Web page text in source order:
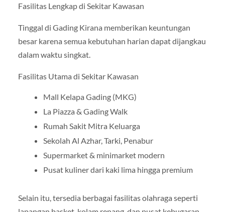
Fasilitas Lengkap di Sekitar Kawasan
Tinggal di Gading Kirana memberikan keuntungan
besar karena semua kebutuhan harian dapat dijangkau
dalam waktu singkat.
Fasilitas Utama di Sekitar Kawasan
Mall Kelapa Gading (MKG)
La Piazza & Gading Walk
Rumah Sakit Mitra Keluarga
Sekolah Al Azhar, Tarki, Penabur
Supermarket & minimarket modern
Pusat kuliner dari kaki lima hingga premium
Selain itu, tersedia berbagai fasilitas olahraga seperti